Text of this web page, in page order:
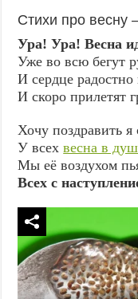
Стихи про весну
Ура! Ура! Весна
Уже во всю бегут
И сердце радостно
И скоро прилетят
Хочу поздравить
У всехвесна в
Мы её воздухом
Всех с